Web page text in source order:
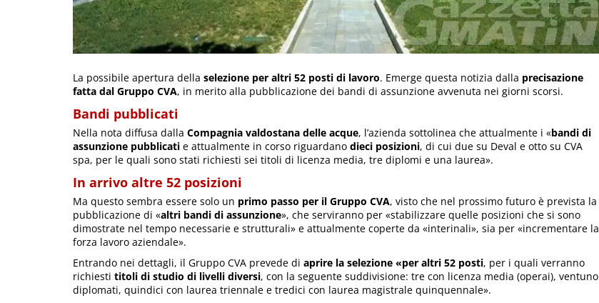
La possibile apertura della selezione per altri 52 posti di lavoro. Emerge questa notizia dalla precisazione
fatta dal Gruppo CVA, in merito alla pubblicazione dei bandi di assunzione avvenuta nei giorni scorsi.
Bandi pubblicati
Nella nota diffusa dalla Compagnia valdostana delle acque, l’azienda sottolinea che attualmente i «bandi di
assunzione pubblicati e attualmente in corso riguardano dieci posizioni, di cui due su Deval e otto su CVA
spa, per le quali sono stati richiesti sei titoli di licenza media, tre diplomi e una laurea».
In arrivo altre 52 posizioni
Ma questo sembra essere solo un primo passo per il Gruppo CVA, visto che nel prossimo futuro è prevista la
pubblicazione di «altri bandi di assunzione», che serviranno per «stabilizzare quelle posizioni che si sono
dimostrate nel tempo necessarie e strutturali» e attualmente coperte da «interinali», sia per «incrementare la
forza lavoro aziendale».
Entrando nei dettagli, il Gruppo CVA prevede di aprire la selezione «per altri 52 posti, per i quali verranno
richiesti titoli di studio di livelli diversi, con la seguente suddivisione: tre con licenza media (operai), ventuno
diplomati, quindici con laurea triennale e tredici con laurea magistrale quinquennale».